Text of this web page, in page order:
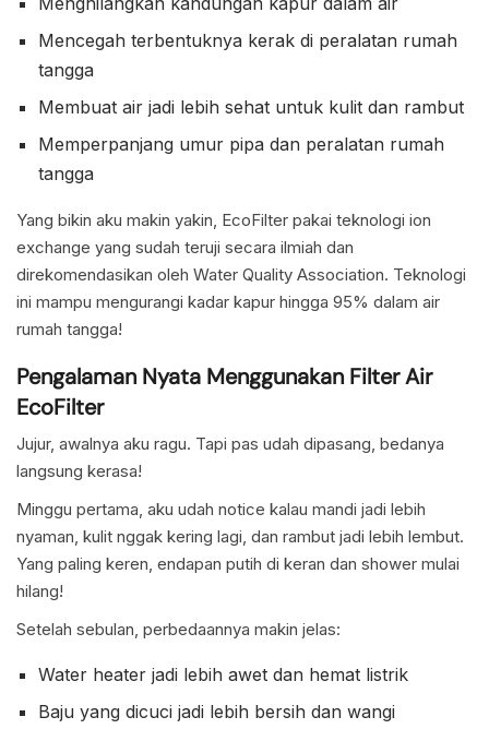
Mencegah terbentuknya kerak di peralatan rumah
tangga
Membuat air jadi lebih sehat untuk kulit dan rambut
Memperpanjang umur pipa dan peralatan rumah
tangga
Yang bikin aku makin yakin, EcoFilter pakai teknologi ion
exchange yang sudah teruji secara ilmiah dan
direkomendasikan oleh Water Quality Association. Teknologi
ini mampu mengurangi kadar kapur hingga 95% dalam air
rumah tangga!
Pengalaman Nyata Menggunakan Filter Air
EcoFilter
Jujur, awalnya aku ragu. Tapi pas udah dipasang, bedanya
langsung kerasa!
Minggu pertama, aku udah notice kalau mandi jadi lebih
nyaman, kulit nggak kering lagi, dan rambut jadi lebih lembut.
Yang paling keren, endapan putih di keran dan shower mulai
hilang!
Setelah sebulan, perbedaannya makin jelas:
Water heater jadi lebih awet dan hemat listrik
Baju yang dicuci jadi lebih bersih dan wangi